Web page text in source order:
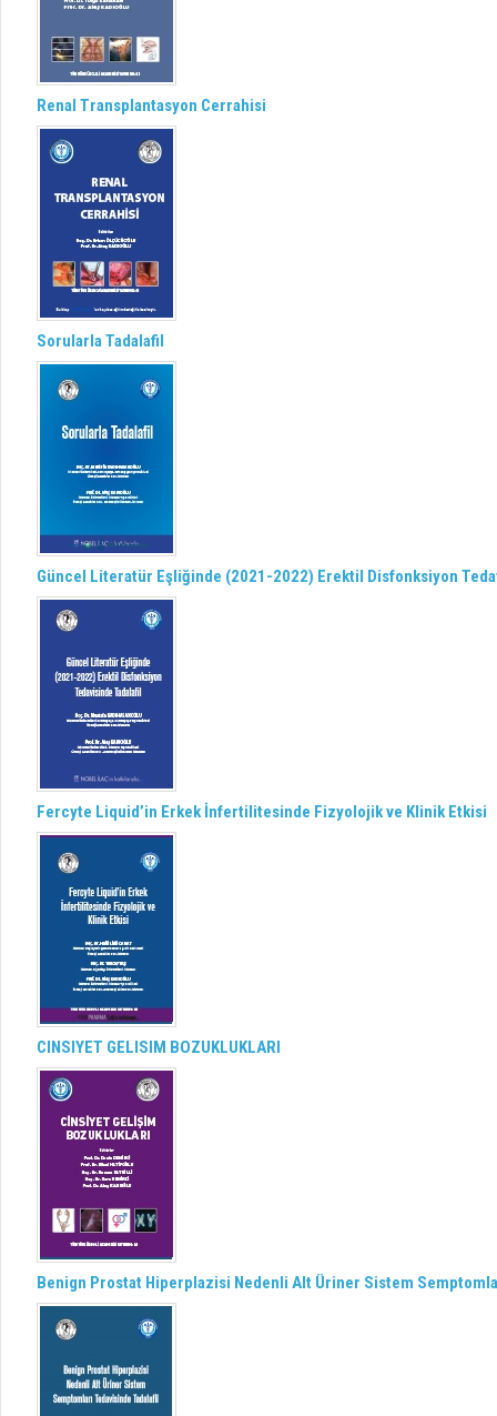
Renal Transplantasyon Cerrahisi
Sorularla Tadalafil
Güncel Literatür Eşliğinde (2021-2022) Erektil Disfonksiyon
Fercyte Liquid’in Erkek İnfertilitesinde Fizyolojik ve Klinik Etkisi
CINSIYET GELISIM BOZUKLUKLARI
Benign Prostat Hiperplazisi Nedenli Alt Üriner Sistem